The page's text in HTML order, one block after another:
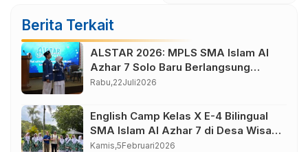
Berita Terkait
ALSTAR 2026: MPLS SMA Islam Al
Azhar 7 Solo Baru Berlangsung
Sukses, Wujudkan Awal Perjalanan
Rabu,22Juli2026
English Camp Kelas X E-4 Bilingual
SMA Islam Al Azhar 7 di Desa Wisata
Bahasa Borobudur Magelang
Kamis,5Februari2026